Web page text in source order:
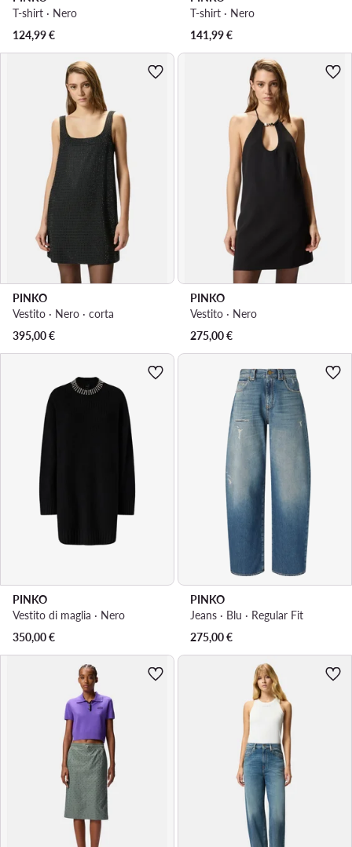
T-shirt · Nero
124,99€
T-shirt · Nero
141,99€
PINKO
Vestito · Nero · corta
395,00€
PINKO
Vestito · Nero
275,00€
PINKO
Vestito di maglia · Nero
350,00€
PINKO
Jeans · Blu · Regular Fit
275,00€